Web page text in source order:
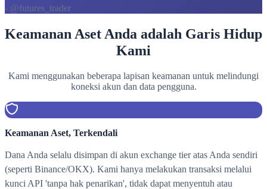
- @futures_trader
Keamanan Aset Anda adalah Garis Hidup
Kami
Kami menggunakan beberapa lapisan keamanan untuk melindungi
koneksi akun dan data pengguna.
Keamanan Aset, Terkendali
Dana Anda selalu disimpan di akun exchange tier atas Anda sendiri
(seperti Binance/OKX). Kami hanya melakukan transaksi melalui
kunci API 'tanpa hak penarikan', tidak dapat menyentuh atau